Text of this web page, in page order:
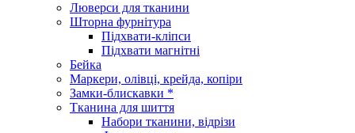
Люверси для тканини
Шторна фурнітура
Підхвати-кліпси
Підхвати магнітні
Бейка
Маркери, олівці, крейда, копіри
Замки-блискавки *
Тканина для шиття
Набори тканини, відрізи